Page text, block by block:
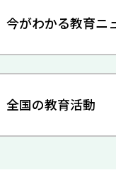
今がわかる教育ニ
全国の教育活動